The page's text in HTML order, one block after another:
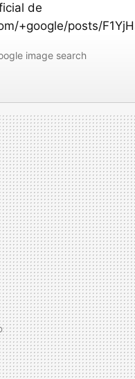
de
+google/posts/
image search